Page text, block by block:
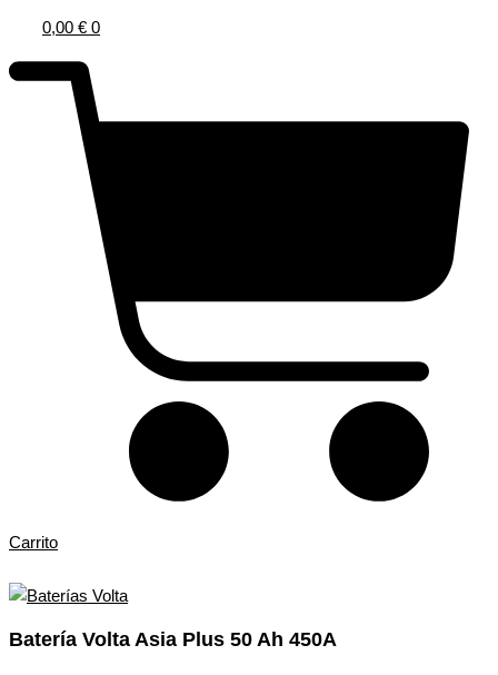
0,00 € 0
Carrito
Batería Volta Asia Plus 50 Ah 450A